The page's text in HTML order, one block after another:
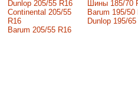
Dunlop 205/55 R16
Continental 205/55
R16
Barum 205/55 R16
Шины 185/70
Barum 195/50
Dunlop 195/65